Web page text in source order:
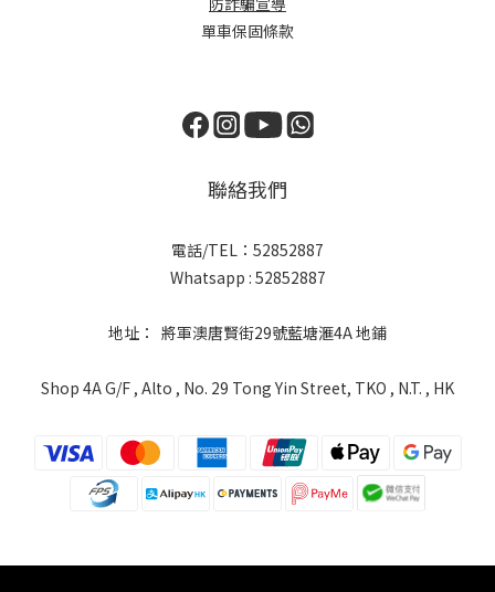
單車保固條款
聯絡我們
電話/TEL：52852887
Whatsapp : 52852887
地址： 將軍澳唐賢街29號藍塘滙4A 地鋪
Shop 4A G/F , Alto , No. 29 Tong Yin Street, TKO , N.T. , HK